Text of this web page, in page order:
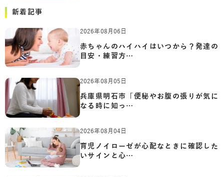
新着記事
2026年08月06日
赤ちゃんのハイハイはいつから？発達の
目安・練習方…
2026年08月05日
兵庫県明石市「便秘やお腹の張りが気に
なる時に知っ…
2026年08月04日
育児ノイローゼが心配なときに確認した
いサインと心…